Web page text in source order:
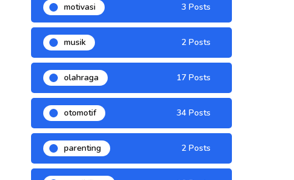
motivasi 3 Posts
musik 2 Posts
olahraga 17 Posts
otomotif 34 Posts
parenting 2 Posts